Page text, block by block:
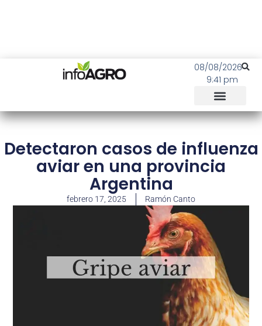
08/08/2026
9:41 pm
Detectaron casos de influenza
aviar en una provincia
Argentina
febrero 17, 2025 Ramón Canto